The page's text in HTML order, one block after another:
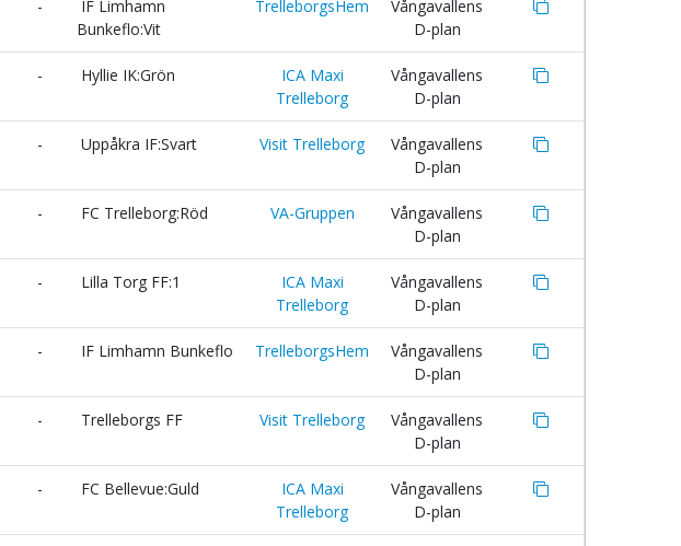
-
IF Limhamn
Bunkeflo:Vit
TrelleborgsHem
Vångavallens
D-plan
- Hyllie IK:Grön
ICA Maxi
Trelleborg
Vångavallens
D-plan
- Uppåkra IF:Svart Visit Trelleborg
Vångavallens
D-plan
- FC Trelleborg:Röd VA-Gruppen
Vångavallens
D-plan
- Lilla Torg FF:1
ICA Maxi
Trelleborg
Vångavallens
D-plan
- IF Limhamn Bunkeflo TrelleborgsHem
Vångavallens
D-plan
- Trelleborgs FF Visit Trelleborg
Vångavallens
D-plan
- FC Bellevue:Guld
ICA Maxi
Trelleborg
Vångavallens
D-plan